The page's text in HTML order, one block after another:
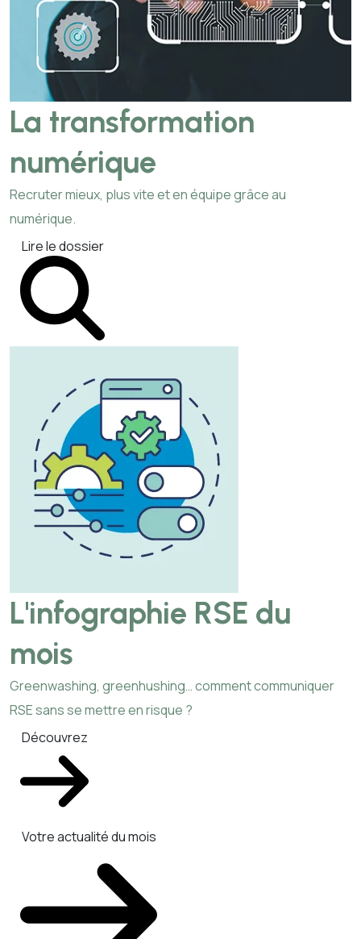
La transformation
numérique
Recruter mieux, plus vite et en équipe grâce au
numérique.
Lire le dossier
L'infographie RSE du
mois
Greenwashing, greenhushing… comment communiquer
RSE sans se mettre en risque ?
Découvrez
Votre actualité du mois